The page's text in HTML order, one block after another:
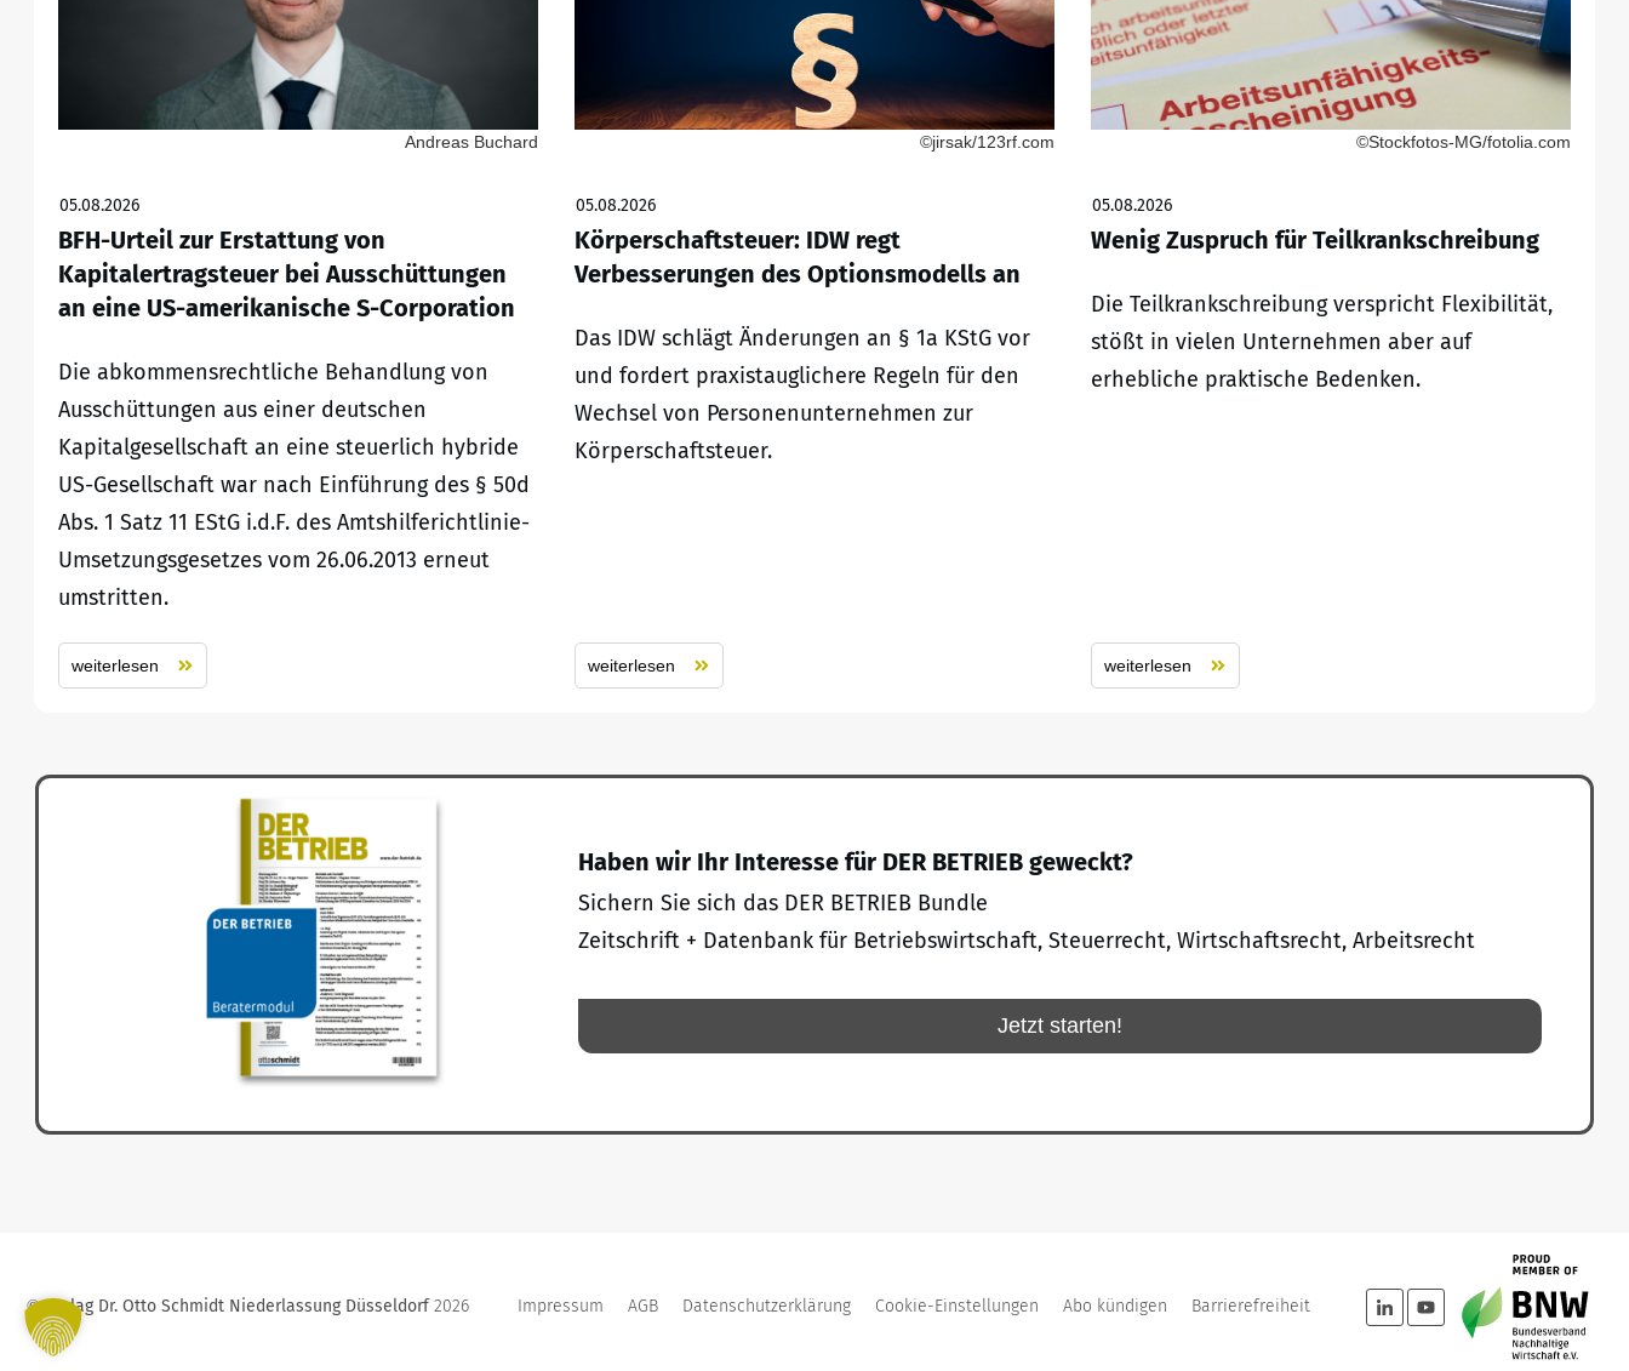
Andreas Buchard
05.08.2026
BFH-Urteil zur Erstattung von
Kapitalertragsteuer bei Ausschüttungen
an eine US-amerikanische S-Corporation
Die abkommensrechtliche Behandlung von
Ausschüttungen aus einer deutschen
Kapitalgesellschaft an eine steuerlich hybride
US-Gesellschaft war nach Einführung des § 50d
Abs. 1 Satz 11 EStG i.d.F. des Amtshilferichtlinie-
Umsetzungsgesetzes vom 26.06.2013 erneut
umstritten.
weiterlesen
©jirsak/123rf.com
05.08.2026
Körperschaftsteuer: IDW regt
Verbesserungen des Optionsmodells an
Das IDW schlägt Änderungen an § 1a KStG vor
und fordert praxistauglichere Regeln für den
Wechsel von Personenunternehmen zur
Körperschaftsteuer.
weiterlesen
©Stockfotos-MG/fotolia.com
05.08.2026
Wenig Zuspruch für Teilkrankschreibung
Die Teilkrankschreibung verspricht Flexibilität,
stößt in vielen Unternehmen aber auf
erhebliche praktische Bedenken.
weiterlesen
Haben wir Ihr Interesse für DER BETRIEB geweckt?
Sichern Sie sich das DER BETRIEB Bundle
Zeitschrift + Datenbank für Betriebswirtschaft, Steuerrecht, Wirtschaftsrecht, Arbeitsrecht
Jetzt starten!
©Verlag Dr. Otto Schmidt Niederlassung Düsseldorf 2026 Impressum AGB Datenschutzerklärung Cookie-Einstellungen Abo kündigen Barrierefreiheit